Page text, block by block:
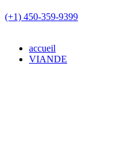
(+1) 450-359-9399
accueil
VIANDE